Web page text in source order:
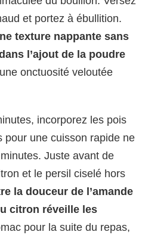
et portez à ébullition.
texture nappante sans
l’ajout de la poudre
onctuosité veloutée
incorporez les pois
pour une cuisson rapide ne
Juste avant de
et le persil ciselé hors
la douceur de l’amande
citron réveille les
pour la suite du repas,